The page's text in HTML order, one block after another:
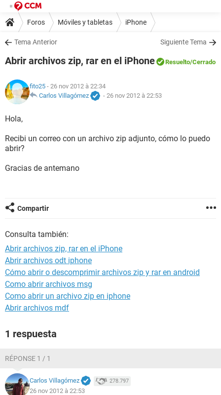
Foros Móviles y tabletas iPhone
Tema Anterior Siguiente Tema
Abrir archivos zip, rar en el iPhone Resuelto/Cerrado
fito25 - 26 nov 2012 à 22:34
Carlos Villagómez
- 26 nov 2012 à 22:53
Hola,
Recibi un correo con un archivo zip adjunto, cómo lo puedo
abrir?
Gracias de antemano
Compartir
Consulta también:
Abrir archivos zip, rar en el iPhone
Abrir archivos odt iphone
Cómo abrir o descomprimir archivos zip y rar en android
Como abrir archivos msg
Como abrir un archivo zip en iphone
Abrir archivos mdf
1 respuesta
RÉPONSE 1 / 1
Carlos Villagómez 278.797
26 nov 2012 à 22:53